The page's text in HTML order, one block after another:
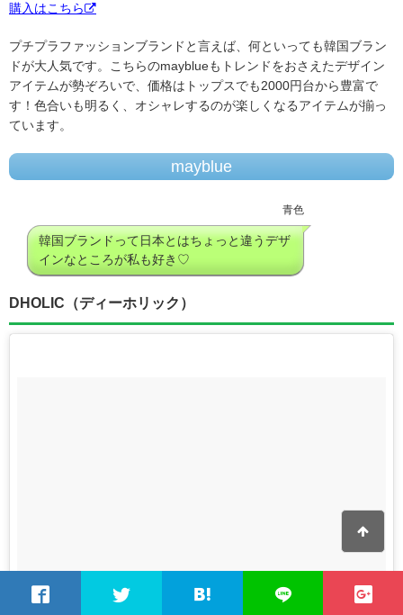
購入はこちら
プチプラファッションブランドと言えば、何といっても韓国ブラン
ドが大人気です。こちらのmayblueもトレンドをおさえたデザイン
アイテムが勢ぞろいで、価格はトップスでも2000円台から豊富で
す！色合いも明るく、オシャレするのが楽しくなるアイテムが揃っ
ています。
mayblue
青色
韓国ブランドって日本とはちょっと違うデザ
インなところが私も好き♡
DHOLIC（ディーホリック）